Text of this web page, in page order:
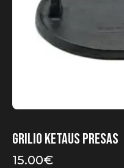
Grilio ketaus presas
15.00€